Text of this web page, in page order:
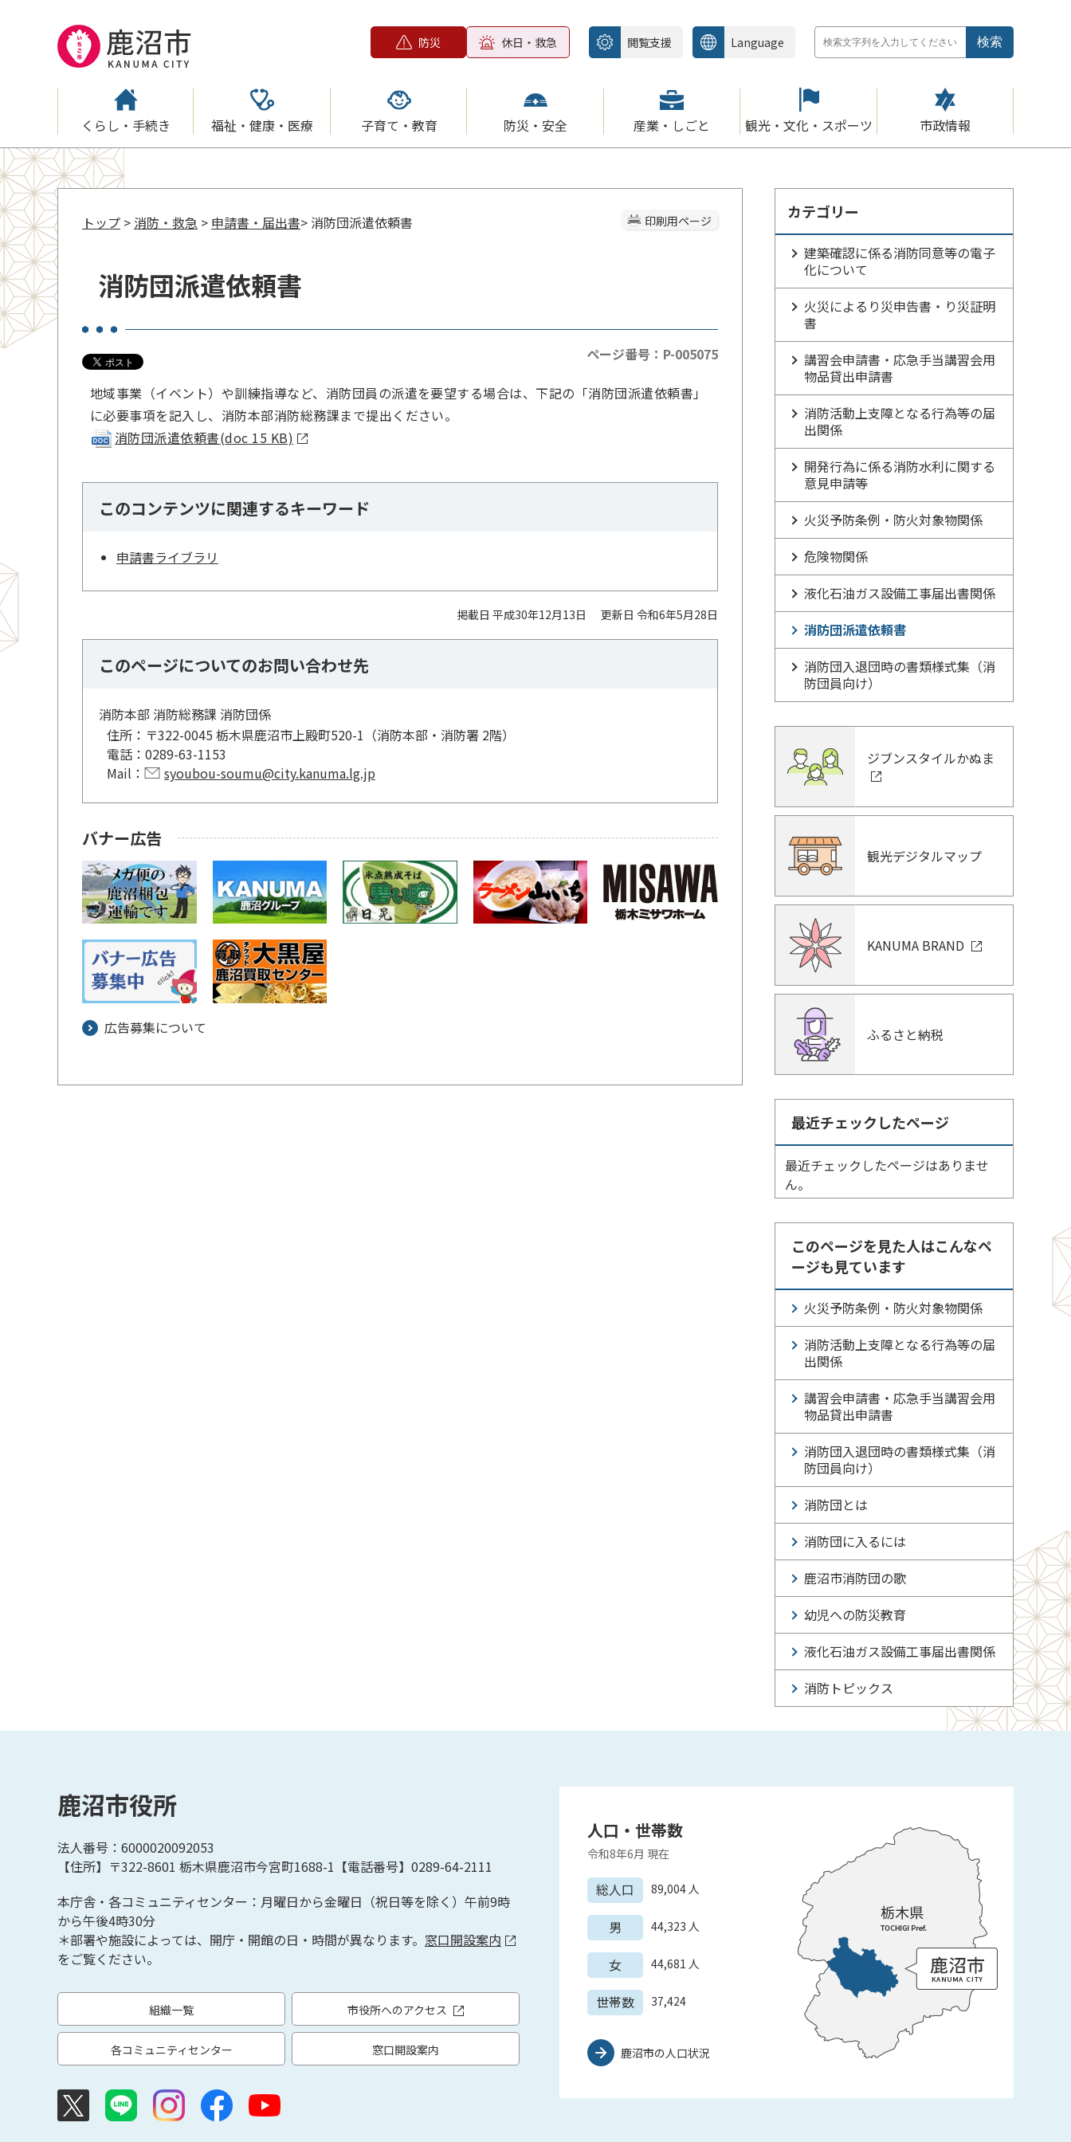
防災 休日・救急 閲覧支援 Language
くらし・手続き 福祉・健康・医療 子育て・教育 防災・安全 産業・しごと 観光・文化・スポーツ 市政情報
印刷用ページ
トップ > 消防・救急 > 申請書・届出書> 消防団派遣依頼書
消防団派遣依頼書
ページ番号：P-005075
地域事業（イベント）や訓練指導など、消防団員の派遣を要望する場合は、下記の「消防団派遣依頼書」
に必要事項を記入し、消防本部消防総務課まで提出ください。
消防団派遣依頼書(doc 15 KB)
このコンテンツに関連するキーワード
申請書ライブラリ
掲載日 平成30年12月13日 更新日 令和6年5月28日
このページについてのお問い合わせ先
消防本部 消防総務課 消防団係
住所： 〒322-0045 栃木県鹿沼市上殿町520-1（消防本部・消防署 2階）
電話： 0289-63-1153
Mail：
syoubou-soumu@city.kanuma.lg.jp
バナー広告
広告募集について
カテゴリー
建築確認に係る消防同意等の電子
化について
火災によるり災申告書・り災証明
書
講習会申請書・応急手当講習会用
物品貸出申請書
消防活動上支障となる行為等の届
出関係
開発行為に係る消防水利に関する
意見申請等
火災予防条例・防火対象物関係
危険物関係
液化石油ガス設備工事届出書関係
消防団派遣依頼書
消防団入退団時の書類様式集（消
防団員向け）
ジブンスタイルかぬま
観光デジタルマップ
KANUMA BRAND
ふるさと納税
最近チェックしたページ
最近チェックしたページはありませ
ん。
このページを見た人はこんなペ
ージも見ています
火災予防条例・防火対象物関係
消防活動上支障となる行為等の届
出関係
講習会申請書・応急手当講習会用
物品貸出申請書
消防団入退団時の書類様式集（消
防団員向け）
消防団とは
消防団に入るには
鹿沼市消防団の歌
幼児への防災教育
液化石油ガス設備工事届出書関係
消防トピックス
鹿沼市役所
法人番号：6000020092053
【住所】〒322-8601 栃木県鹿沼市今宮町1688-1【電話番号】0289-64-2111
本庁舎・各コミュニティセンター：月曜日から金曜日（祝日等を除く）午前9時
から午後4時30分
＊部署や施設によっては、開庁・開館の日・時間が異なります。 窓口開設案内
をご覧ください。
組織一覧 市役所へのアクセス
各コミュニティセンター 窓口開設案内
人口・世帯数
令和8年6月 現在
総人口 89,004人
男 44,323 人
女 44,681 人
世帯数 37,424
鹿沼市の人口状況